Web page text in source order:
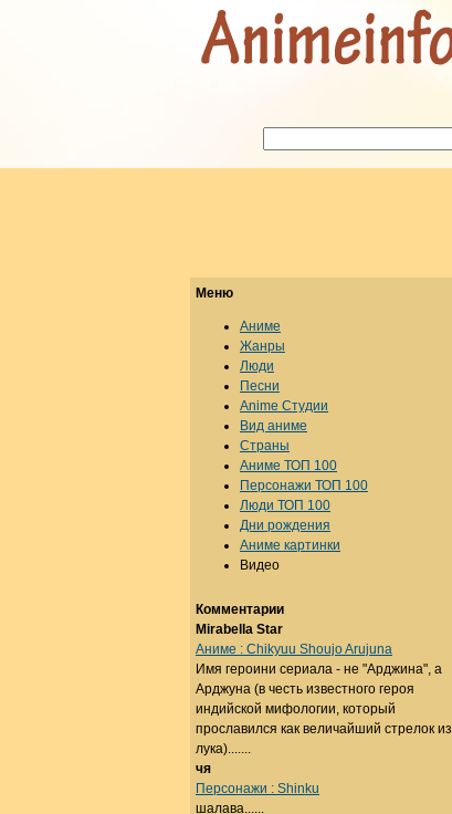
Меню
Аниме
Жанры
Люди
Песни
Anime Студии
Вид аниме
Страны
Аниме ТОП 100
Персонажи ТОП 100
Люди ТОП 100
Дни рождения
Аниме картинки
Видео
Комментарии
Mirabella Star
Аниме : Chikyuu Shoujo Arujuna
Имя героини сериала - не "Арджина", а
Арджуна (в честь известного героя
индийской мифологии, который
прославился как величайший стрелок из
лука).......
чя
Персонажи : Shinku
шалава......